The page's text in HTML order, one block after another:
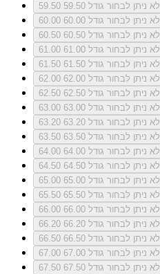
59.50
לא ניתן לבחור גודל 59.50
60.00
לא ניתן לבחור גודל 60.00
60.50
לא ניתן לבחור גודל 60.50
61.00
לא ניתן לבחור גודל 61.00
61.50
לא ניתן לבחור גודל 61.50
62.00
לא ניתן לבחור גודל 62.00
62.50
לא ניתן לבחור גודל 62.50
63.00
לא ניתן לבחור גודל 63.00
63.20
לא ניתן לבחור גודל 63.20
63.50
לא ניתן לבחור גודל 63.50
64.00
לא ניתן לבחור גודל 64.00
64.50
לא ניתן לבחור גודל 64.50
65.00
לא ניתן לבחור גודל 65.00
65.50
לא ניתן לבחור גודל 65.50
66.00
לא ניתן לבחור גודל 66.00
66.20
לא ניתן לבחור גודל 66.20
66.50
לא ניתן לבחור גודל 66.50
67.00
לא ניתן לבחור גודל 67.00
67.50
לא ניתן לבחור גודל 67.50